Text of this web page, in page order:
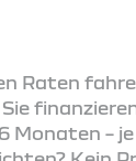
Raten
–